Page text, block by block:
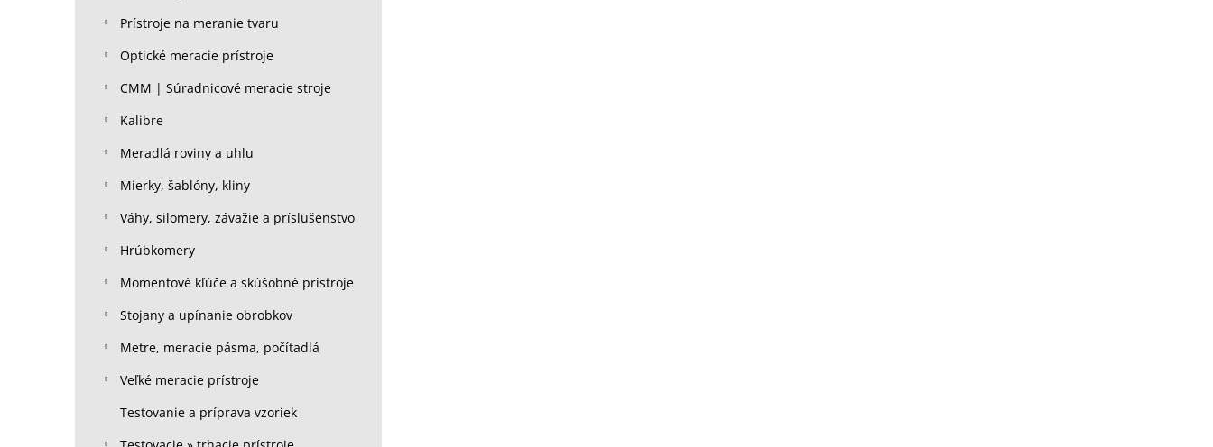
Prístroje na meranie tvaru
Optické meracie prístroje
CMM | Súradnicové meracie stroje
Kalibre
Meradlá roviny a uhlu
Mierky, šablóny, kliny
Váhy, silomery, závažie a príslušenstvo
Hrúbkomery
Momentové kľúče a skúšobné prístroje
Stojany a upínanie obrobkov
Metre, meracie pásma, počítadlá
Veľké meracie prístroje
Testovanie a príprava vzoriek